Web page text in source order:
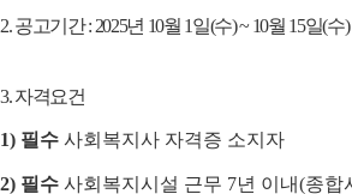
2.공고기간: 2025년 10월 1일(수) ~ 10월 15일(수
3.자격요건
1) 필수 사회복지사 자격증 소지자
2) 필수 사회복지시설 근무 7년 이내(종합